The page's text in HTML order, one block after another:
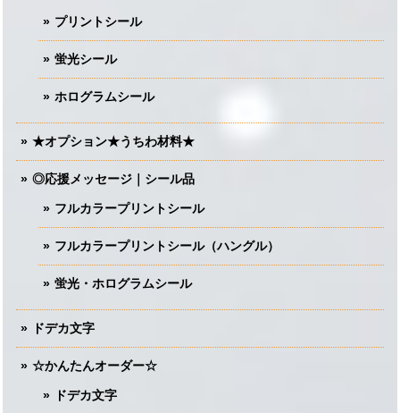
プリントシール
蛍光シール
ホログラムシール
★オプション★うちわ材料★
◎応援メッセージ｜シール品
フルカラープリントシール
フルカラープリントシール（ハングル）
蛍光・ホログラムシール
ドデカ文字
☆かんたんオーダー☆
ドデカ文字